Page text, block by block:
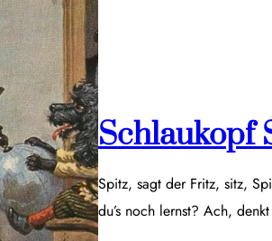
Schlaukopf
Spitz, sagt der Fritz, sitz,
du’s noch lernst? Ach,